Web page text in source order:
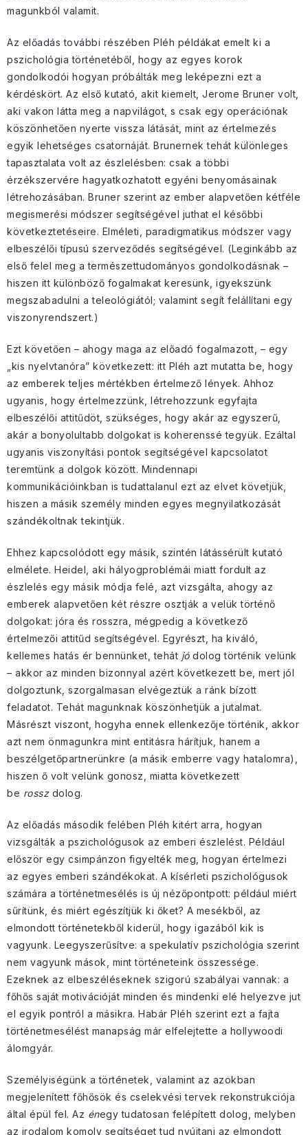
magunkból valamit.
Az előadás további részében Pléh példákat emelt ki a
pszichológia történetéből, hogy az egyes korok
gondolkodói hogyan próbálták meg leképezni ezt a
kérdéskört. Az első kutató, akit kiemelt, Jerome Bruner volt,
aki vakon látta meg a napvilágot, s csak egy operációnak
köszönhetően nyerte vissza látását, mint az értelmezés
egyik lehetséges csatornáját. Brunernek tehát különleges
tapasztalata volt az észlelésben: csak a többi
érzékszervére hagyatkozhatott egyéni benyomásainak
létrehozásában. Bruner szerint az ember alapvetően kétféle
megismerési módszer segítségével juthat el későbbi
következtetéseire. Elméleti, paradigmatikus módszer vagy
elbeszélői típusú szerveződés segítségével. (Leginkább az
első felel meg a természettudományos gondolkodásnak –
hiszen itt különböző fogalmakat keresünk, igyekszünk
megszabadulni a teleológiától; valamint segít felállítani egy
viszonyrendszert.)
Ezt követően – ahogy maga az előadó fogalmazott, – egy
„kis nyelvtanóra” következett: itt Pléh azt mutatta be, hogy
az emberek teljes mértékben értelmező lények. Ahhoz
ugyanis, hogy értelmezzünk, létrehozzunk egyfajta
elbeszélői attitűdöt, szükséges, hogy akár az egyszerű,
akár a bonyolultabb dolgokat is koherenssé tegyük. Ezáltal
ugyanis viszonyítási pontok segítségével kapcsolatot
teremtünk a dolgok között. Mindennapi
kommunikációinkban is tudattalanul ezt az elvet követjük,
hiszen a másik személy minden egyes megnyilatkozását
szándékoltnak tekintjük.
Ehhez kapcsolódott egy másik, szintén látássérült kutató
elmélete. Heidel, aki hályogproblémái miatt fordult az
észlelés egy másik módja felé, azt vizsgálta, ahogy az
emberek alapvetően két részre osztják a velük történő
dolgokat: jóra és rosszra, mégpedig a következő
értelmezői attitűd segítségével. Egyrészt, ha kiváló,
kellemes hatás ér bennünket, tehát jódolog történik velünk
– akkor az minden bizonnyal azért következett be, mert jól
dolgoztunk, szorgalmasan elvégeztük a ránk bízott
feladatot. Tehát magunknak köszönhetjük a jutalmat.
Másrészt viszont, hogyha ennek ellenkezője történik, akkor
azt nem önmagunkra mint entitásra hárítjuk, hanem a
beszélgetőpartnerünkre (a másik emberre vagy hatalomra),
hiszen ő volt velünk gonosz, miatta következett
be rossz dolog.
Az előadás második felében Pléh kitért arra, hogyan
vizsgálták a pszichológusok az emberi észlelést. Például
először egy csimpánzon figyelték meg, hogyan értelmezi
az egyes emberi szándékokat. A kísérleti pszichológusok
számára a történetmesélés is új nézőpontpott: például miért
sűrítünk, és miért egészítjük ki őket? A mesékből, az
elmondott történetekből kiderül, hogy igazából kik is
vagyunk. Leegyszerűsítve: a spekulatív pszichológia szerint
nem vagyunk mások, mint történeteink összessége.
Ezeknek az elbeszéléseknek szigorú szabályai vannak: a
főhős saját motivációját minden és mindenki elé helyezve jut
el egyik pontról a másikra. Habár Pléh szerint ezt a fajta
történetmesélést manapság már elfelejtette a hollywoodi
álomgyár.
Személyiségünk a történetek, valamint az azokban
megjelenített főhősök és cselekvési tervek rekonstrukciója
által épül fel. Az énegy tudatosan felépített dolog, melyben
az irodalom komoly segítséget tud nyújtani az elmondott